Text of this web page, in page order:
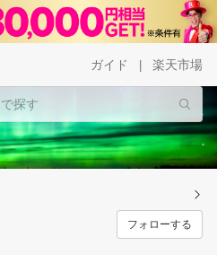
ガイド 楽天市場
フォローする